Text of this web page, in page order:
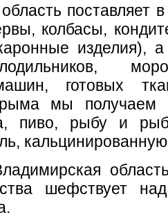
поставляет
колбасы,
изделия),
готовых
мы получаем
пиво, рыбу и
шефствует